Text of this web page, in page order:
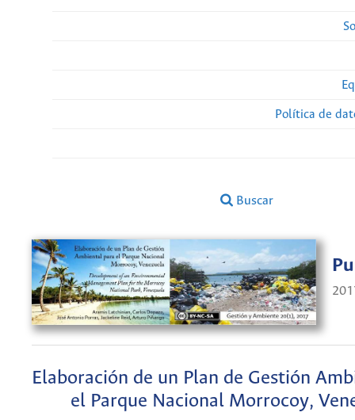
Política de
Buscar
Elaboración de un Plan de Gestión
el Parque Nacional Morrocoy,